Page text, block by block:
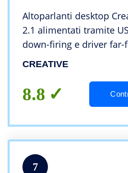
Altoparlanti desktop
2.1 alimentati tramite
down-firing e driver far-
totale fino a 8 W RMS
CREATIVE
8.8
7